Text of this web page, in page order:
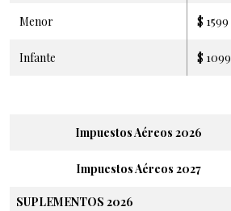
Menor $ 1599
Infante $ 1099
Impuestos Aéreos 2026
Impuestos Aéreos 2027
SUPLEMENTOS 2026